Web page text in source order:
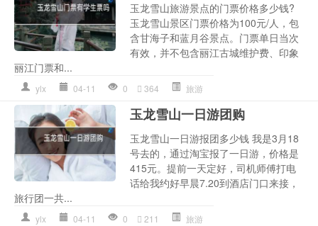
玉龙雪山旅游景点的门票价格多少钱?
玉龙雪山景区门票价格为100元/人，包
含甘海子和蓝月谷景点。门票单日当次
有效，并不包含丽江古城维护费、印象
丽江门票和...
ylx 04-11 0 364 旅游
玉龙雪山一日游团购
玉龙雪山一日游报团多少钱 我是3月18
号去的，通过淘宝报了一日游，价格是
415元。提前一天定好，司机师傅打电
话给我约好早晨7.20到酒店门口来接，
旅行团一共...
ylx 04-11 0 211 旅游